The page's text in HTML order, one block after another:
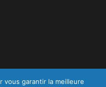
vous garantir la meilleure